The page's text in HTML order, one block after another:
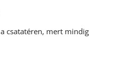
a csatatéren, mert mindig